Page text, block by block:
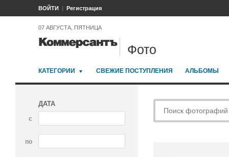
ВОЙТИ Регистрация
07 АВГУСТА, ПЯТНИЦА
Фото
КАТЕГОРИИ СВЕЖИЕ ПОСТУПЛЕНИЯ АЛЬБОМЫ
ДАТА
с
по